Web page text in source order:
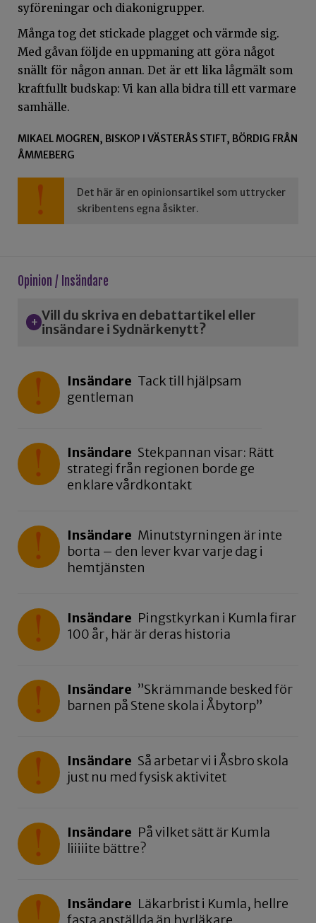
syföreningar och diakonigrupper.
Många tog det stickade plagget och värmde sig.
Med gåvan följde en uppmaning att göra något
snällt för någon annan. Det är ett lika lågmält som
kraftfullt budskap: Vi kan alla bidra till ett varmare
samhälle.
MIKAEL MOGREN, BISKOP I VÄSTERÅS STIFT, BÖRDIG FRÅN
ÅMMEBERG
Det här är en opinionsartikel som uttrycker
skribentens egna åsikter.
Opinion / Insändare
Vill du skriva en debattartikel eller
insändare i Sydnärkenytt?
Insändare Tack till hjälpsam
gentleman
Insändare Stekpannan visar: Rätt
strategi från regionen borde ge
enklare vårdkontakt
Insändare Minutstyrningen är inte
borta – den lever kvar varje dag i
hemtjänsten
Insändare Pingstkyrkan i Kumla firar
100 år, här är deras historia
Insändare ”Skrämmande besked för
barnen på Stene skola i Åbytorp”
Insändare Så arbetar vi i Åsbro skola
just nu med fysisk aktivitet
Insändare På vilket sätt är Kumla
liiiiite bättre?
Insändare Läkarbrist i Kumla, hellre
fasta anställda än hyrläkare